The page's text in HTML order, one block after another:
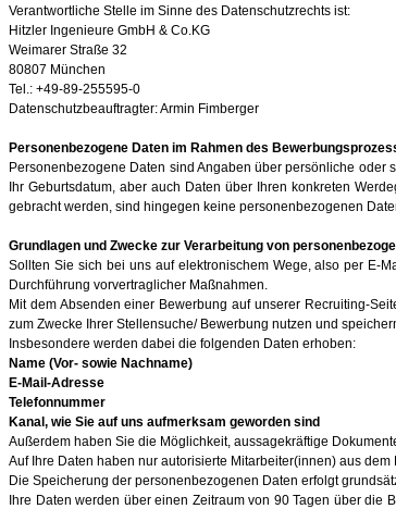
Verantwortliche Stelle im Sinne des Datenschutzrechts ist:
Hitzler Ingenieure GmbH & Co.KG
Weimarer Straße 32
80807 München
Tel.: +49-89-255595-0
Datenschutzbeauftragter: Armin Fimberger
Personenbezogene Daten im Rahmen des
Personenbezogene Daten sind Angaben über persönliche oder
Ihr Geburtsdatum, aber auch Daten über Ihren konkreten
gebracht werden, sind hingegen keine personenbezogenen
Grundlagen und Zwecke zur Verarbeitung von
Sollten Sie sich bei uns auf elektronischem Wege, also per E-
Durchführung vorvertraglicher Maßnahmen.
Mit dem Absenden einer Bewerbung auf unserer Recruiting-
zum Zwecke Ihrer Stellensuche/ Bewerbung nutzen und
Insbesondere werden dabei die folgenden Daten erhoben:
Name (Vor- sowie Nachname)
E-Mail-Adresse
Telefonnummer
Kanal, wie Sie auf uns aufmerksam geworden sind
Außerdem haben Sie die Möglichkeit, aussagekräftige
Auf Ihre Daten haben nur autorisierte Mitarbeiter(innen) aus
Die Speicherung der personenbezogenen Daten erfolgt
Ihre Daten werden über einen Zeitraum von 90 Tagen über die